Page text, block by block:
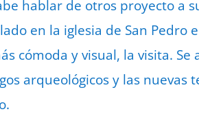
hablar de otros proyecto a
en la iglesia de San Pedro
cómoda y visual, la visita. Se
arqueológicos y las nuevas